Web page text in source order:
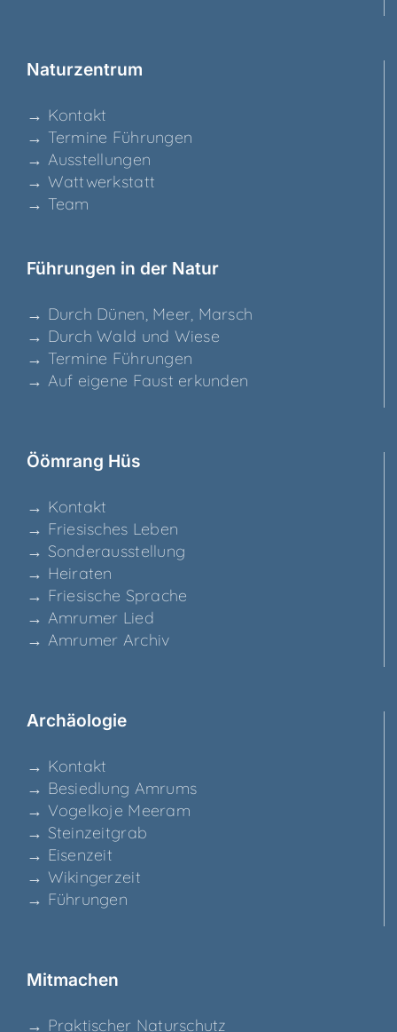
Natur­zen­trum
→ Kon­takt
→ Ter­mi­ne Führungen
→ Aus­stel­lun­gen
→ Watt­werk­statt
→ Team
Füh­run­gen in der Natur
→ Durch Dünen, Meer, Marsch
→ Durch Wald und Wiese
→ Ter­mi­ne Führungen
→ Auf eige­ne Faust erkunden
Ööm­rang Hüs
→ Kon­takt
→ Frie­si­sches Leben
→ Son­der­aus­stel­lung
→ Hei­ra­ten
→ Frie­si­sche Sprache
→ Amru­mer Lied
→ Amru­mer Archiv
Archäo­lo­gie
→ Kon­takt
→ Besied­lung Amrums
→ Vogel­ko­je Meeram
→ Stein­zeit­grab
→ Eisen­zeit
→ Wikin­ger­zeit
→ Füh­run­gen
Mit­ma­chen
→ Prak­ti­scher Naturschutz